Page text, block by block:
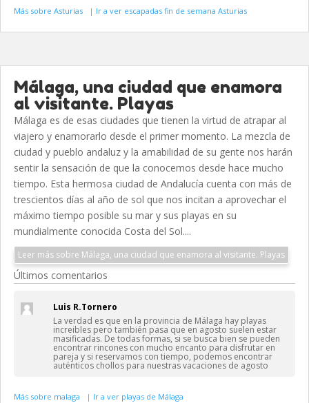
Más sobre Asturias | Ir a ver escapadas fin de semana Asturias
Málaga, una ciudad que enamora
al visitante. Playas
Málaga es de esas ciudades que tienen la virtud de atrapar al
viajero y enamorarlo desde el primer momento. La mezcla de
ciudad y pueblo andaluz y la amabilidad de su gente nos harán
sentir la sensación de que la conocemos desde hace mucho
tiempo. Esta hermosa ciudad de Andalucía cuenta con más de
trescientos días al año de sol que nos incitan a aprovechar el
máximo tiempo posible su mar y sus playas en su
mundialmente conocida Costa del Sol....
Leer más sobre Málaga, una ciudad que enamora al visitante. Playas
Últimos comentarios
Luis R.Tornero
La verdad es que en la provincia de Málaga hay playas
increibles pero también pasa que en agosto suelen estar
masificadas. De todas formas, si se busca bien se pueden
encontrar rincones con mucho encanto para disfrutar en
pareja y si reservamos con tiempo, podemos encontrar
auténticos chollos para nuestras vacaciones de agosto
Más sobre malaga | Ir a ver playas de Málaga